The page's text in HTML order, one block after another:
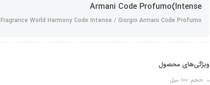
Intense)Armani Code Profumo
Fragrance World Harmony Code Intense / Giorgio Armani Code Profumo
ویژگی‌های محصول
حجم: 100 میل